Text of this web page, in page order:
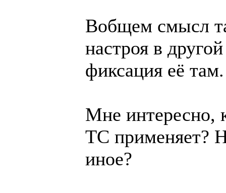
Вобщем смысл
настроя в
фиксация её там.
Мне интересно,
ТС применяет?
иное?